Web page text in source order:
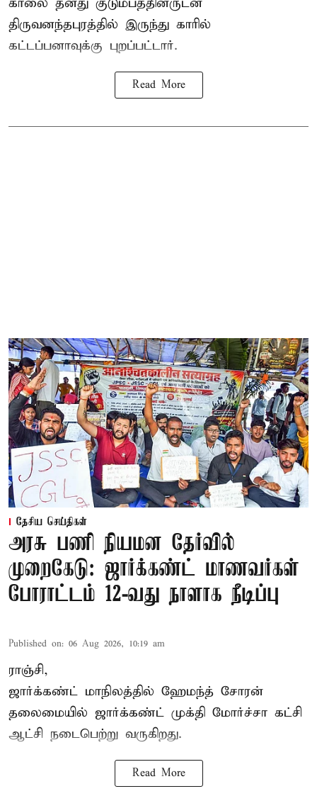
காலை தனது குடும்பத்தினருடன்
திருவனந்தபுரத்தில் இருந்து காரில்
கட்டப்பனாவுக்கு புறப்பட்டார்.
Read More
தேசிய செய்திகள்
அரசு பணி நியமன தேர்வில்
முறைகேடு: ஜார்க்கண்ட் மாணவர்கள்
போராட்டம் 12-வது நாளாக நீடிப்பு
Published on: 06 Aug 2026, 10:19 am
ராஞ்சி,
ஜார்க்கண்ட் மாநிலத்தில் ஹேமந்த் சோரன்
தலைமையில் ஜார்க்கண்ட் முக்தி மோர்ச்சா கட்சி
ஆட்சி நடைபெற்று வருகிறது.
Read More